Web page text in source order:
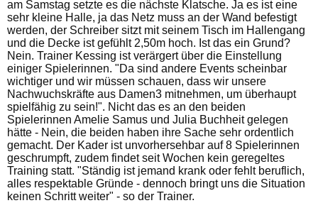
am Samstag setzte es die nächste Klatsche. Ja es ist eine
sehr kleine Halle, ja das Netz muss an der Wand befestigt
werden, der Schreiber sitzt mit seinem Tisch im Hallengang
und die Decke ist gefühlt 2,50m hoch. Ist das ein Grund?
Nein. Trainer Kessing ist verärgert über die Einstellung
einiger Spielerinnen. "Da sind andere Events scheinbar
wichtiger und wir müssen schauen, dass wir unsere
Nachwuchskräfte aus Damen3 mitnehmen, um überhaupt
spielfähig zu sein!". Nicht das es an den beiden
Spielerinnen Amelie Samus und Julia Buchheit gelegen
hätte - Nein, die beiden haben ihre Sache sehr ordentlich
gemacht. Der Kader ist unvorhersehbar auf 8 Spielerinnen
geschrumpft, zudem findet seit Wochen kein geregeltes
Training statt. "Ständig ist jemand krank oder fehlt beruflich,
alles respektable Gründe - dennoch bringt uns die Situation
keinen Schritt weiter" - so der Trainer.